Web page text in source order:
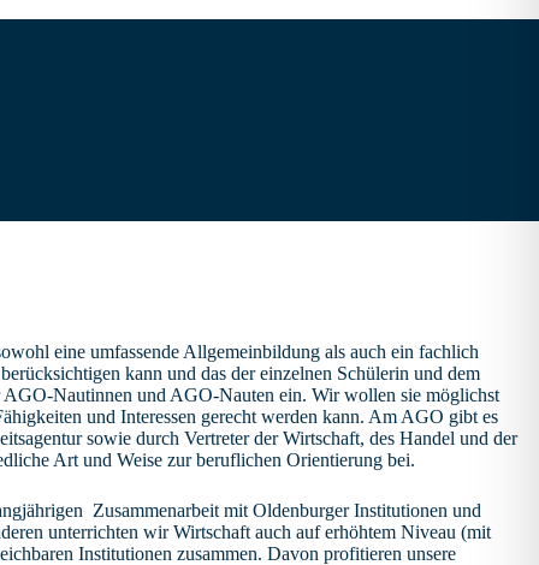
eine umfassende Allgemeinbildung als auch ein fachlich
kann und das der einzelnen Schülerin und dem
AGO-Nautinnen und AGO-Nauten ein. Wir wollen sie möglichst
und Interessen gerecht werden kann. Am AGO gibt es
sowie durch Vertreter der Wirtschaft, des Handel und der
Art und Weise zur beruflichen Orientierung bei.
Zusammenarbeit mit Oldenburger Institutionen und
unterrichten wir Wirtschaft auch auf erhöhtem Niveau (mit
Institutionen zusammen. Davon profitieren unsere